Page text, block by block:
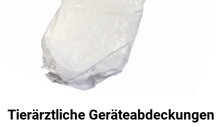
Tierärztliche Geräteabdeckungen